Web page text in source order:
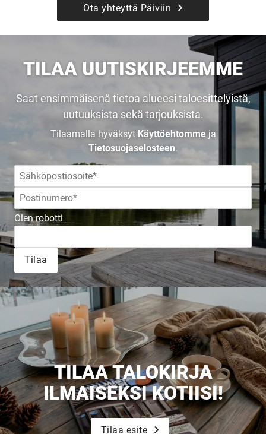
Ota yhteyttä Päiviin
TILAA UUTISKIRJEEMME
Saat ensimmäisenä tietoa alueesi taloesittelyistä,
uutuuksista sekä tarjouksista.
Tilaamalla hyväksyt Käyttöehtommeja
Tietosuojaselosteen.
Olen robotti
Tilaa
TILAA TALOKIRJA
ILMAISEKSI KOTIISI!
Tilaa esite
TALOKIRJA ON
JULKAISTU
Upea yli 200-sivuinen talokirja!
Tilaa esite